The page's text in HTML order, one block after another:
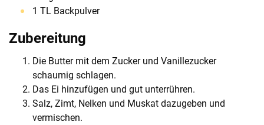
1 TL Backpulver
Zubereitung
Die Butter mit dem Zucker und Vanillezucker
schaumig schlagen.
Das Ei hinzufügen und gut unterrühren.
Salz, Zimt, Nelken und Muskat dazugeben und
vermischen.